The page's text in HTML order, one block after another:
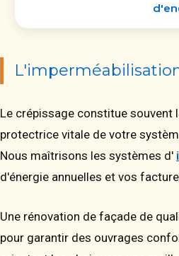
Le crépissage constitue souvent
protectrice vitale de votre
Nous maîtrisons les systèmes d'
d'énergie annuelles et vos
Une rénovation de façade de
pour garantir des ouvrages